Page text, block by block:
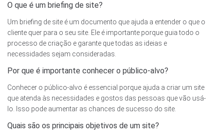
O que é um briefing de site?
Um briefing de site é um documento que ajuda a entender o que o
cliente quer para o seu site. Ele é importante porque guia todo o
processo de criação e garante que todas as ideias e
necessidades sejam consideradas.
Por que é importante conhecer o público-alvo?
Conhecer o público-alvo é essencial porque ajuda a criar um site
que atenda às necessidades e gostos das pessoas que vão usá-
lo. Isso pode aumentar as chances de sucesso do site.
Quais são os principais objetivos de um site?